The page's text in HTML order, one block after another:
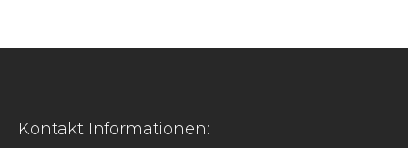
Kontakt Informationen: